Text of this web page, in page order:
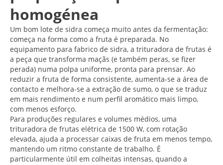
homogénea
Um bom lote de sidra começa muito antes da fermentação:
começa na forma como a fruta é preparada. No
equipamento para fabrico de sidra, a trituradora de frutas é
a peça que transforma maçãs (e também peras, se fizer
perada) numa polpa uniforme, pronta para prensar. Ao
reduzir a fruta de forma consistente, aumenta-se a área de
contacto e melhora-se a extração de sumo, o que se traduz
em mais rendimento e num perfil aromático mais limpo,
com menos esforço.
Para produções regulares e volumes médios, uma
trituradora de frutas elétrica de 1500 W, com rotação
elevada, ajuda a processar caixas de fruta em menos tempo,
mantendo um ritmo constante de trabalho. É
particularmente útil em colheitas intensas, quando a